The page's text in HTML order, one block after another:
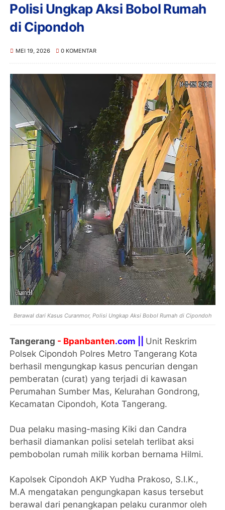
Polisi Ungkap Aksi Bobol Rumah
di Cipondoh
MEI 19, 2026 0 KOMENTAR
Berawal dari Kasus Curanmor, Polisi Ungkap Aksi Bobol Rumah di Cipondoh
Tangerang - Bpanbanten.com || Unit Reskrim
Polsek Cipondoh Polres Metro Tangerang Kota
berhasil mengungkap kasus pencurian dengan
pemberatan (curat) yang terjadi di kawasan
Perumahan Sumber Mas, Kelurahan Gondrong,
Kecamatan Cipondoh, Kota Tangerang.
Dua pelaku masing-masing Kiki dan Candra
berhasil diamankan polisi setelah terlibat aksi
pembobolan rumah milik korban bernama Hilmi.
Kapolsek Cipondoh AKP Yudha Prakoso, S.I.K.,
M.A mengatakan pengungkapan kasus tersebut
berawal dari penangkapan pelaku curanmor oleh